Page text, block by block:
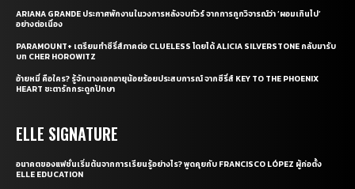
ARIANA GRANDE ประกาศพักงานในวงการหลังจบทัวร์ จากการถูกวิจารณ์ว่า ‘ผอมเกินไป’
อย่างต่อเนื่อง
PARAMOUNT+ เตรียมทำซีรี่ส์ภาคต่อ CLUELESS โดยได้ ALICIA SILVERSTONE กลับมารับ
บท CHER HOROWITZ
อ้ายหมี่ คือใคร? รู้จักนางเอกอายุน้อยร้อยประสบการณ์ จากซีรี่ส์ KEY TO THE PHOENIX
HEART ชะตารักกระดูกปักษา
ELLE SIGNATURE
อนาคตของแฟชั่นเริ่มต้นจากการเรียนรู้อย่างไร? พูดคุยกับ FRANCISCO LÓPEZ ผู้ก่อตั้ง
ELLE EDUCATION